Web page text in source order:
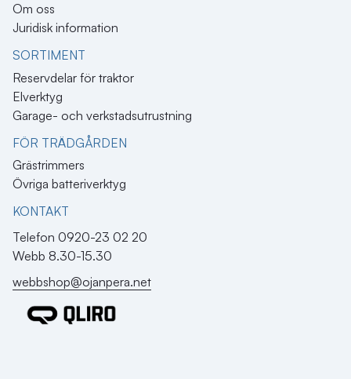
Om oss
Juridisk information
SORTIMENT
Reservdelar för traktor
Elverktyg
Garage- och verkstadsutrustning
FÖR TRÄDGÅRDEN
Grästrimmers
Övriga batteriverktyg
KONTAKT​
Telefon 0920-23 02 20
Webb 8.30-15.30
webbshop@ojanpera.net